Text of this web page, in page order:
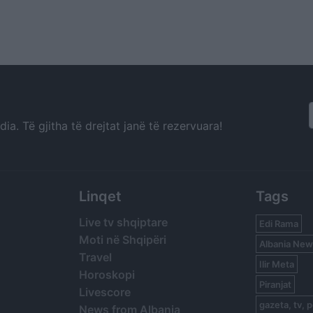
Të gjitha të drejtat janë të rezervuara!
Linqet
Live tv shqiptare
Moti në Shqipëri
Travel
Horoskopi
Livescore
News from Albania
Tags
Edi Rama
Albania
Ilir Meta
Piranjat
gazeta, tv,